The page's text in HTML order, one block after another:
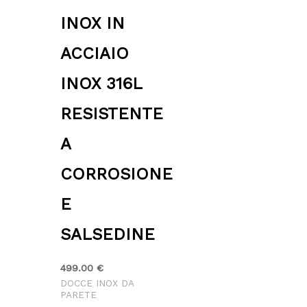
INOX IN
ACCIAIO
INOX 316L
RESISTENTE
A
CORROSIONE
E
SALSEDINE
499.00 €
DOCCE INOX DA
PARETE